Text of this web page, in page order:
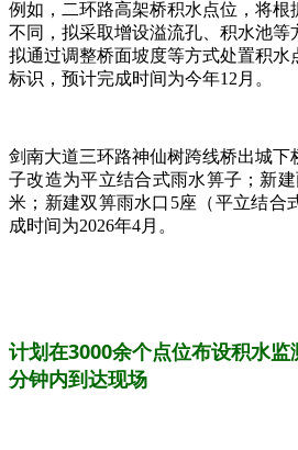
例如，二环路高架桥积水点位，将根
不同，拟采取增设溢流孔、积水池等
拟通过调整桥面坡度等方式处置积水
标识，预计完成时间为今年12月。
剑南大道三环路神仙树跨线桥出城下
子改造为平立结合式雨水箅子；新
米；新建双箅雨水口5座（平立结合
成时间为2026年4月。
计划在3000余个点位布设积水监
分钟内到达现场